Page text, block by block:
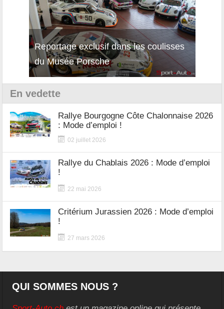
Reportage exclusif dans les coulisses
du Musée Porsche
Découverte de la nouvelle Ferrari
12Cilindri Manuale
En vedette
Rallye Bourgogne Côte Chalonnaise 2026
: Mode d’emploi !
02 juillet 2026
Rallye du Chablais 2026 : Mode d’emploi
!
22 mai 2026
Critérium Jurassien 2026 : Mode d’emploi
!
27 mars 2026
QUI SOMMES NOUS ?